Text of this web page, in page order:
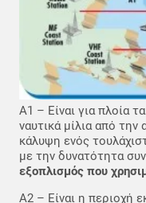
Α1 – Είναι για πλοία
ναυτικά μίλια από
κάλυψη ενός
με την δυνατότητα
εξοπλισμός που
A2 – Είναι η περιοχή